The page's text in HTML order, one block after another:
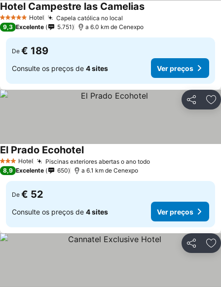
5 Estrelas Hotel Capela católica no local
Hotel Campestre las CameliasVer preços
9,3 Excelente 5.751 a 6.0 km de Cenexpo
De € 189
Consulte os preços de 4 sites Ver preços
Partilhar
3 EstrelasHotel Piscinas exteriores abertas o ano todoVer preços
El Prado EcohotelVer preços
8,9 Excelente 650 a 6.1 km de Cenexpo
De € 52
Consulte os preços de 4 sites Ver preços
Partilhar